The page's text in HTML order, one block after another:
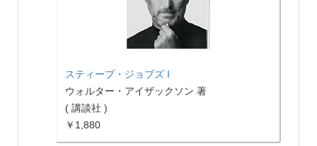
スティーブ・ジョブズ I
ウォルター・アイザックソン 著
( 講談社 )
￥1,880